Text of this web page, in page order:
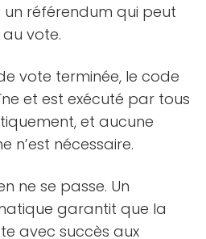
référendum qui peut
vote.
vote terminée, le code
et est exécuté par tous
et aucune
n’est nécessaire.
ne se passe. Un
garantit que la
avec succès aux